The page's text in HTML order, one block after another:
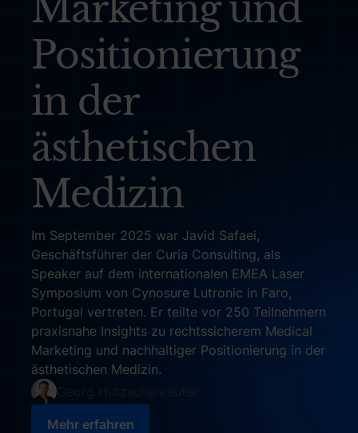
Marketing und
Positionierung
in der
ästhetischen
Medizin
Im September 2025 war Javid Safaei,
Geschäftsführer der Curia Consulting, als
Speaker auf dem internationalen EMEA Laser
Symposium von Cynosure Lutronic in Faro,
Portugal vertreten. Er teilte vor 250 Teilnehmern
praxisnahe Insights zu rechtssicherem Medical
Marketing und nachhaltiger Positionierung in der
ästhetischen Medizin.
Mehr erfahren